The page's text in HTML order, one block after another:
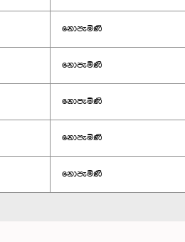
නොපැමිණි
නොපැමිණි
නොපැමිණි
නොපැමිණි
නොපැමිණි